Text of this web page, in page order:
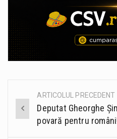
Post
navigation
ARTICOLUL PRECEDENT
Deputat Gheorghe
povară pentru